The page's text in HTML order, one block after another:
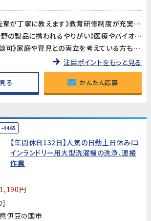
《未経験歓迎・先輩が丁寧に教えます》教育研修制度が充実しているので、製造・検査業務が初めての方も安心してスタートできます。アットホームな職場で長く働きやすい環境です。
《医療・バイオ分野の製品に携われるやりがい》医療やバイオ分野で使用されるマイクロ流路チップの品質を守る、社会に貢献できるお仕事です。クリーンルームでの作業で清潔な環境が保たれています。
《時短勤務も相談可》家庭や育児との両立を考えている方も歓迎。時短勤務のご相談に対応しています。家庭都合での休みも取りやすい職場です。
注目ポイントをもっと見る
る かんたん応募
4465
【年間休日132日】人気の日勤土日休み!コ
インランドリー用大型洗濯機の洗浄、運搬
作業
円
]
伊豆の国市